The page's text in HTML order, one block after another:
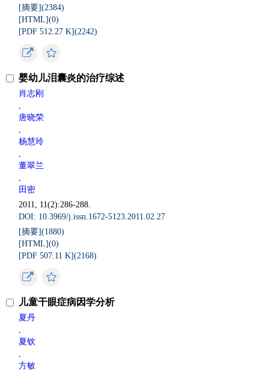
[摘要](2384)
[HTML](0)
[PDF 512.27 K](2242)
婴幼儿泪囊炎的治疗综述
肖志刚
,
唐晓荣
,
杨慧玲
,
董翠兰
,
田密
2011, 11(2):286-288.
DOI: 10.3969/j.issn.1672-5123.2011.02.27
[摘要](1880)
[HTML](0)
[PDF 507.11 K](2168)
儿童干眼症病因学分析
夏丹
,
夏钦
,
方敏